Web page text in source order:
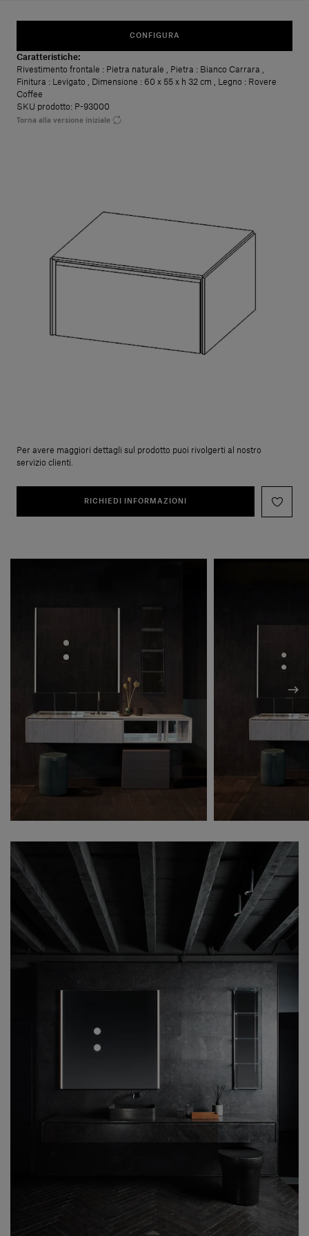
CONFIGURA
Caratteristiche:
Rivestimento frontale : Pietra naturale Pietra : Bianco Carrara
Finitura : Levigato Dimensione : 60 x 55 x h 32 cm Legno : Rovere
Coffee
SKU prodotto: P-93000
Torna alla versione iniziale
Per avere maggiori dettagli sul prodotto puoi rivolgerti al nostro
servizio clienti.
RICHIEDI INFORMAZIONI